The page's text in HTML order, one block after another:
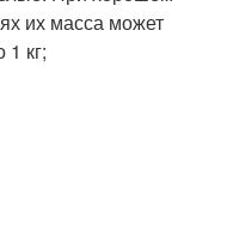
их масса может
1 кг;